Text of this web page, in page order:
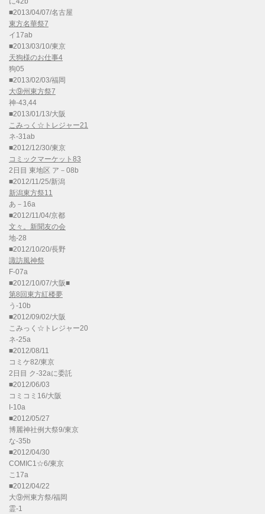
■2013/04/07/名古屋
東方名華祭7
イ17ab
■2013/03/10/東京
天狗様のお仕事4
狗05
■2013/02/03/福岡
大⑨州東方祭7
神-43,44
■2013/01/13/大阪
こみっく☆トレジャー21
ネ-31ab
■2012/12/30/東京
コミックマーケット83
2日目 東地区 ア－08b
■2012/11/25/新潟
新潟東方祭11
あ－16a
■2012/11/04/京都
文々。新聞友の会
地-28
■2012/10/20/長野
諏訪風神祭
F-07a
■2012/10/07/大阪■
第8回東方紅楼夢
う-10b
■2012/09/02/大阪
こみっく☆トレジャー20
ネ-25a
■2012/08/11
コミケ82/東京
2日目 ク-32aに委託
■2012/06/03
コミコミ16/大阪
I-10a
■2012/05/27
博麗神社例大祭9/東京
な-35b
■2012/04/30
COMIC1☆6/東京
こ17a
■2012/04/22
大⑨州東方祭/福岡
霊-1